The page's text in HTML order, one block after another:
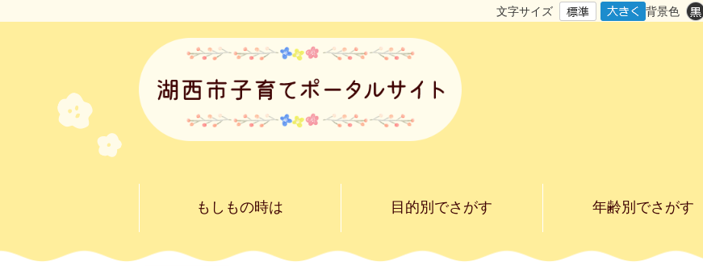
文字サイズ 背景色
もしもの時は 目的別でさがす 年齢別でさがす